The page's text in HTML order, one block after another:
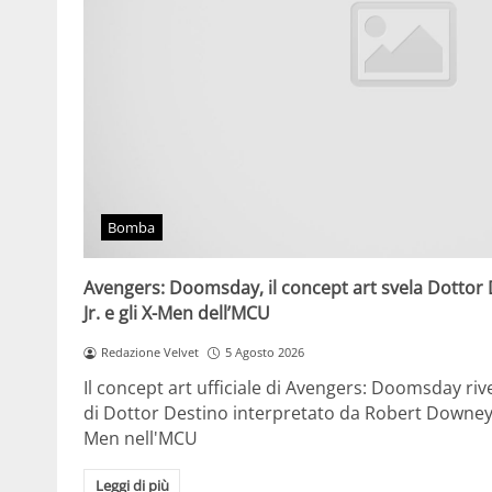
Bomba
Avengers: Doomsday, il concept art svela
Jr. e gli X-Men dell’MCU
Redazione Velvet 5 Agosto 2026
Il concept art ufficiale di Avengers: Doomsday
di Dottor Destino interpretato da Robert
Men nell'MCU
Leggi di più